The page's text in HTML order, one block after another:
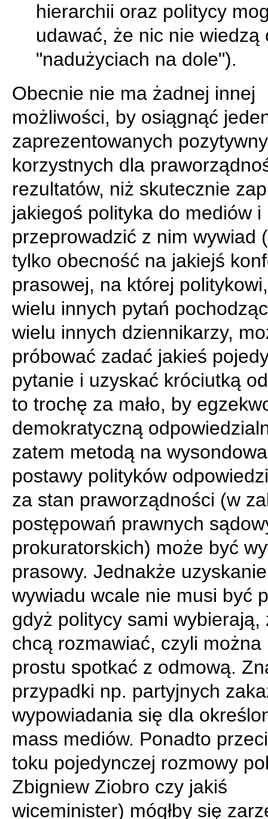
hierarchii oraz politycy
udawać, że nic nie wiedzą
"nadużyciach na dole").
Obecnie nie ma żadnej innej
możliwości, by osiągnąć
zaprezentowanych
korzystnych dla
rezultatów, niż skutecznie
jakiegoś polityka do mediów i
przeprowadzić z nim wywiad
tylko obecność na jakiejś
prasowej, na której
wielu innych pytań
wielu innych dziennikarzy,
próbować zadać jakieś
pytanie i uzyskać króciutką
to trochę za mało, by
demokratyczną
zatem metodą na
postawy polityków
za stan praworządności (w
postępowań prawnych
prokuratorskich) może być
prasowy. Jednakże
wywiadu wcale nie musi być
gdyż politycy sami wybierają,
chcą rozmawiać, czyli można
prostu spotkać z odmową.
przypadki np. partyjnych
wypowiadania się dla
mass mediów. Ponadto
toku pojedynczej rozmowy
Zbigniew Ziobro czy jakiś
wiceminister) mógłby się